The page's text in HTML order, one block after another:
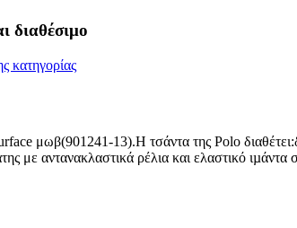
διαθέσιμο
κατηγορίας
μωβ(901241-13).Η τσάντα της Polo
με αντανακλαστικά ρέλια και ελαστικό